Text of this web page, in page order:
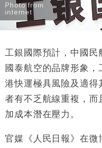
Photo from
internet
工銀國際預計，中國民
國泰航空的品牌形象
港快運極具風險及適得
者有不乏航線重複，而
加成本潛在壓力。
官媒《人民日報》在微